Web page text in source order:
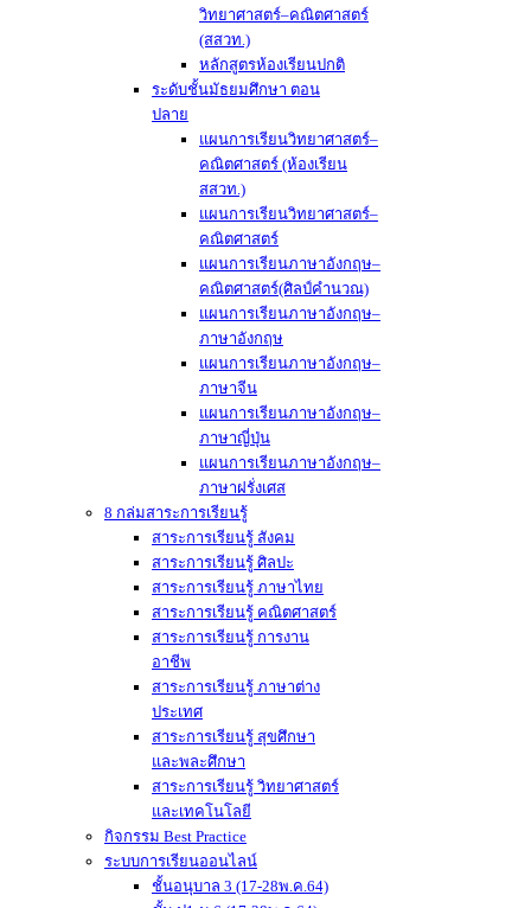
วิทยาศาสตร์–คณิตศาสตร์
(สสวท.)
หลักสูตรห้องเรียนปกติ
ระดับชั้นมัธยมศึกษา ตอน
ปลาย
แผนการเรียนวิทยาศาสตร์–
คณิตศาสตร์ (ห้องเรียน
สสวท.)
แผนการเรียนวิทยาศาสตร์–
คณิตศาสตร์
แผนการเรียนภาษาอังกฤษ–
คณิตศาสตร์(ศิลป์คำนวณ)
แผนการเรียนภาษาอังกฤษ–
ภาษาอังกฤษ
แผนการเรียนภาษาอังกฤษ–
ภาษาจีน
แผนการเรียนภาษาอังกฤษ–
ภาษาญี่ปุ่น
แผนการเรียนภาษาอังกฤษ–
ภาษาฝรั่งเศส
8 กล่มสาระการเรียนรู้
สาระการเรียนรู้ สังคม
สาระการเรียนรู้ ศิลปะ
สาระการเรียนรู้ ภาษาไทย
สาระการเรียนรู้ คณิตศาสตร์
สาระการเรียนรู้ การงาน
อาชีพ
สาระการเรียนรู้ ภาษาต่าง
ประเทศ
สาระการเรียนรู้ สุขศึกษา
และพละศึกษา
สาระการเรียนรู้ วิทยาศาสตร์
และเทคโนโลยี
กิจกรรม Best Practice
ระบบการเรียนออนไลน์
ชั้นอนุบาล 3 (17-28พ.ค.64)